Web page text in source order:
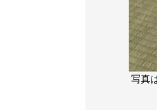
写真